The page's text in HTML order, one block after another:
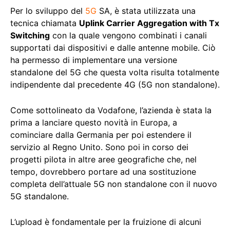
Per lo sviluppo del 5G SA, è stata utilizzata una
tecnica chiamata Uplink Carrier Aggregation with Tx
Switching con la quale vengono combinati i canali
supportati dai dispositivi e dalle antenne mobile. Ciò
ha permesso di implementare una versione
standalone del 5G che questa volta risulta totalmente
indipendente dal precedente 4G (5G non standalone).
Come sottolineato da Vodafone, l’azienda è stata la
prima a lanciare questo novità in Europa, a
cominciare dalla Germania per poi estendere il
servizio al Regno Unito. Sono poi in corso dei
progetti pilota in altre aree geografiche che, nel
tempo, dovrebbero portare ad una sostituzione
completa dell’attuale 5G non standalone con il nuovo
5G standalone.
L’upload è fondamentale per la fruizione di alcuni